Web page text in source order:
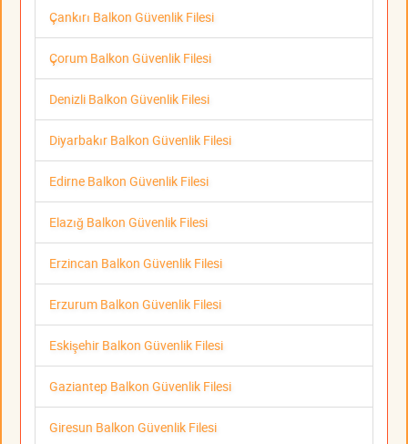
Çankırı Balkon Güvenlik Filesi
Çorum Balkon Güvenlik Filesi
Denizli Balkon Güvenlik Filesi
Diyarbakır Balkon Güvenlik Filesi
Edirne Balkon Güvenlik Filesi
Elazığ Balkon Güvenlik Filesi
Erzincan Balkon Güvenlik Filesi
Erzurum Balkon Güvenlik Filesi
Eskişehir Balkon Güvenlik Filesi
Gaziantep Balkon Güvenlik Filesi
Giresun Balkon Güvenlik Filesi